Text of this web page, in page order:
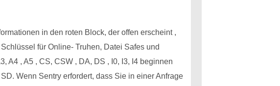
in den roten Block, der offen erscheint ,
für Online- Truhen, Datei Safes und
A4 , A5 , CS, CSW , DA, DS , I0, I3, I4 beginnen
Wenn Sentry erfordert, dass Sie in einer Anfrage